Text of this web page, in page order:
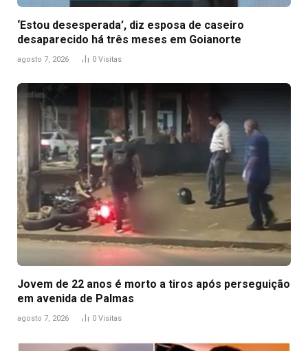
‘Estou desesperada’, diz esposa de caseiro
desaparecido há três meses em Goianorte
agosto 7, 2026 0 Visitas
Jovem de 22 anos é morto a tiros após perseguição
em avenida de Palmas
agosto 7, 2026 0 Visitas